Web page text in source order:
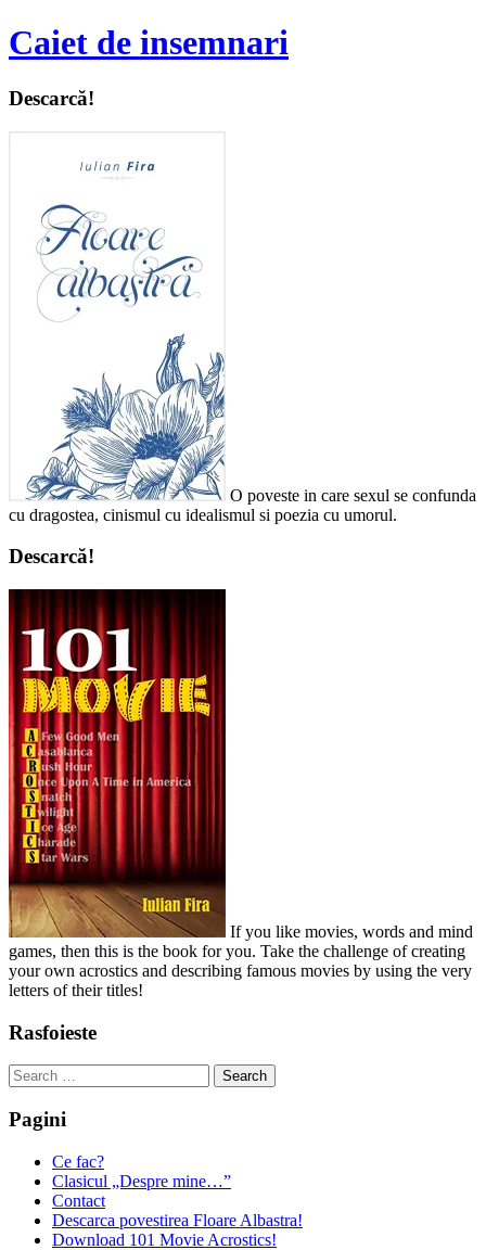
Caiet de insemnari
Descarcă!
O poveste in care sexul se confunda
cu dragostea, cinismul cu idealismul si poezia cu umorul.
Descarcă!
If you like movies, words and mind
games, then this is the book for you. Take the challenge of creating
your own acrostics and describing famous movies by using the very
letters of their titles!
Rasfoieste
Search
for:
Pagini
Ce fac?
Clasicul „Despre mine…”
Contact
Descarca povestirea Floare Albastra!
Download 101 Movie Acrostics!